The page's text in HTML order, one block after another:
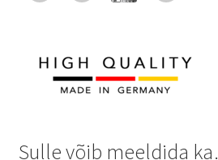
Sulle võib meeldida